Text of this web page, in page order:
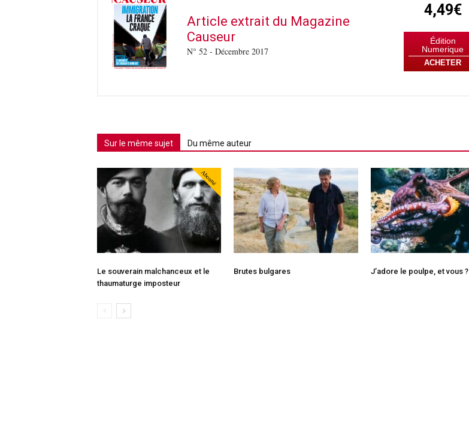
Article extrait du Magazine
Causeur
N° 52 - Décembre 2017
4,49€
Édition
Numerique
ACHETER
Sur le même sujet Du même auteur
Abonné
Le souverain malchanceux et le
thaumaturge imposteur
Brutes bulgares J’adore le poulpe, et vous ?